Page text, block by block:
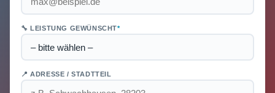
🔧 LEISTUNG GEWÜNSCHT*
📍 ADRESSE / STADTTEIL